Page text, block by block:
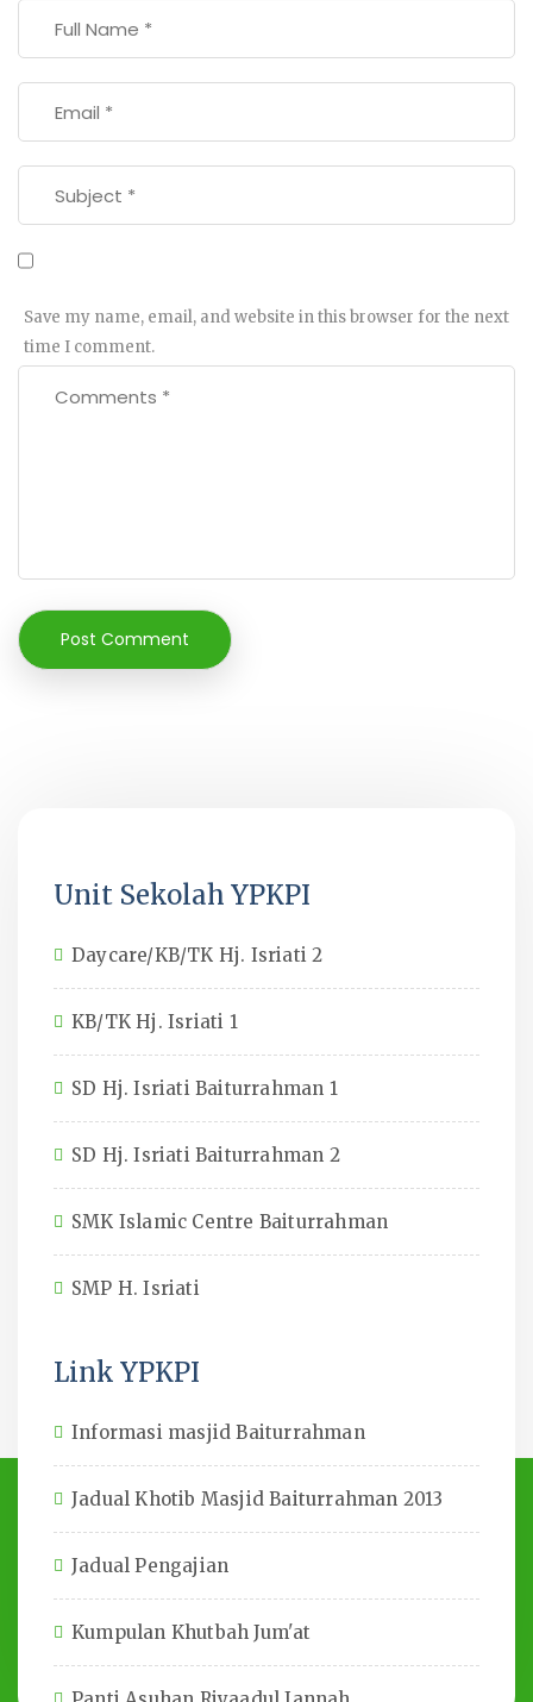
Save my name, email, and website in this browser for the next
time I comment.
Unit Sekolah YPKPI
Daycare/KB/TK Hj. Isriati 2
KB/TK Hj. Isriati 1
SD Hj. Isriati Baiturrahman 1
SD Hj. Isriati Baiturrahman 2
SMK Islamic Centre Baiturrahman
SMP H. Isriati
Link YPKPI
Informasi masjid Baiturrahman
Jadual Khotib Masjid Baiturrahman 2013
Jadual Pengajian
Kumpulan Khutbah Jum'at